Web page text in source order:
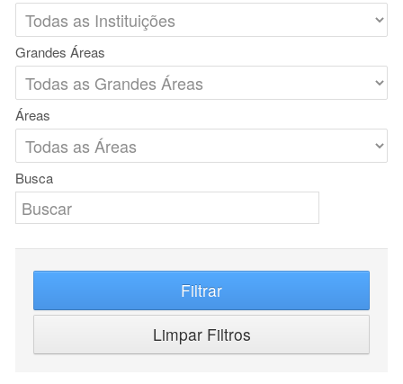
Grandes Áreas
Áreas
Busca
Filtrar
Limpar Filtros